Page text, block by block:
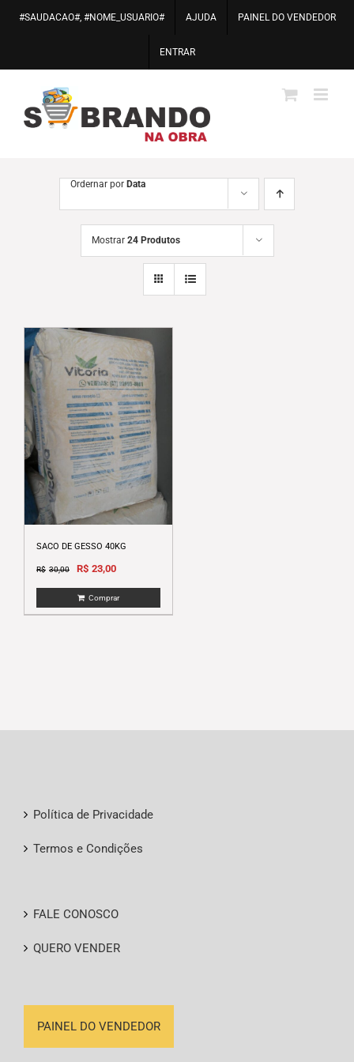
para
#SAUDACAO#, #NOME_USUARIO# AJUDA PAINEL DO VENDEDOR
ENTRAR
Ordernar por Data
Mostrar 24 Produtos
SACO DE GESSO 40KG
R$ 30,00
Original
price
was:
R$30,00.
R$ 23,00Current
price
is:
R$23,00.
Comprar
Política de Privacidade
Termos e Condições
FALE CONOSCO
QUERO VENDER
PAINEL DO VENDEDOR